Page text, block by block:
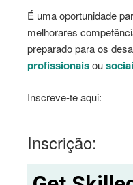
É uma oportunidade
melhorares
preparado para os
profissionaisou
Inscreve-te aqui:
Inscrição: